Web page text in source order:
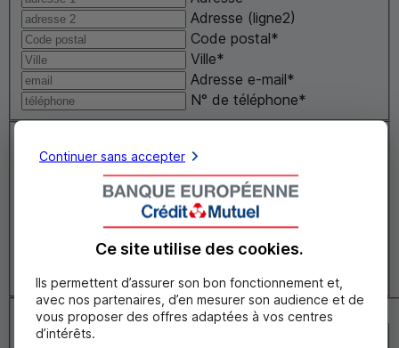
Adresse (ligne2)
Code postal*
Ville*
Adresse e-mail*
N° de téléphone*
Le motif de votre réclamation ?
Précisez la référence du
contrat ou du sinistre assurance*
ou de intermédiaire auprès duquel vous avez souscrit
le contrat
Votre réclamation
Continuer sans accepter
Ce site utilise des cookies.
Ils permettent d’assurer son bon fonctionnement et,
avec nos partenaires, d’en mesurer son audience et de
vous proposer des offres adaptées à vos centres
d’intérêts.